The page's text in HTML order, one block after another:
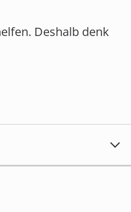
Deshalb denk